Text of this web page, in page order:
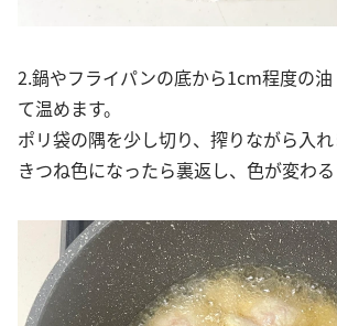
2.鍋やフライパンの底から1cm程度の
て温めます。
ポリ袋の隅を少し切り、搾りながら入れ
きつね色になったら裏返し、色が変わる